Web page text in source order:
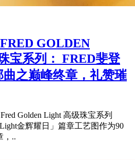
GOLDEN
宝系列： FRED斐登
之巅峰终章，礼赞璀
Golden Light 高级珠宝系列
Light金辉耀日」篇章工艺图作为90
，..